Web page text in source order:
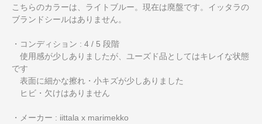
こちらのカラーは、ライトブルー。現在は廃盤です。イッタラの
ブランドシールはありません。
・コンディション : 4 / 5 段階
使用感が少しありましたが、ユーズド品としてはキレイな状態
です
表面に細かな擦れ・小キズが少しありました
ヒビ・欠けはありません
・メーカー : iittala x marimekko